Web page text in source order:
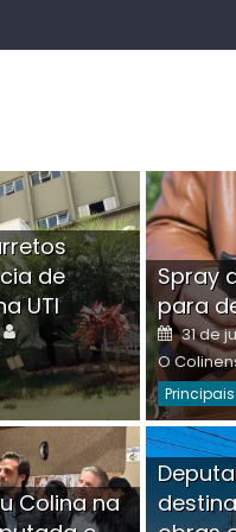
Ângelo
de
UTI
Author
Spray
para
Posted
on
31 de
O
Colina na